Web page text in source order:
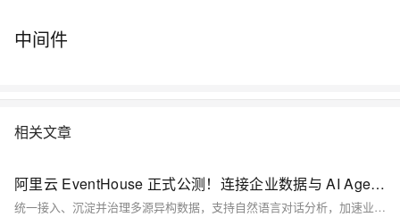
中间件
相关文章
阿里云 EventHouse 正式公测！连接企业数据与 AI Agent，释放实时数据价值
统一接入、沉淀并治理多源异构数据，支持自然语言对话分析，加速业务数据转化为可执行洞察。